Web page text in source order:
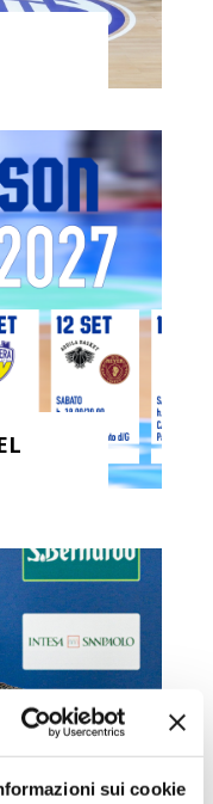
sui cookie
A
SIA